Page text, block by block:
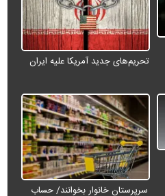
تحریم‌های جدید آمریکا علیه ایران
سرپرستان خانوار بخوانند/ حساب